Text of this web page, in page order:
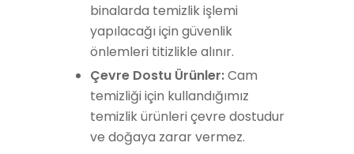
binalarda temizlik işlemi
yapılacağı için güvenlik
önlemleri titizlikle alınır.
Çevre Dostu Ürünler:Cam
temizliği için kullandığımız
temizlik ürünleri çevre dostudur
ve doğaya zarar vermez.